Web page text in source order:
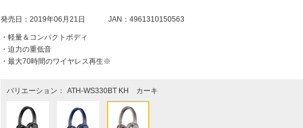
発売日：2019年06月21日 JAN：4961310150563
・軽量＆コンパクトボディ
・迫力の重低音
・最大70時間のワイヤレス再生※
バリエーション： ATH-WS330BT KH カーキ